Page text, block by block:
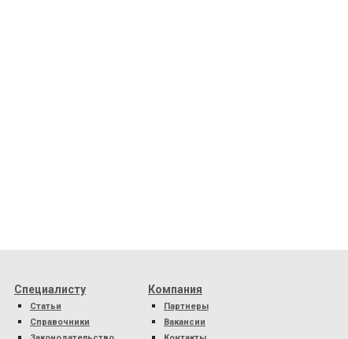
Специалисту
Статьи
Справочники
Компания
Партнеры
Вакансии